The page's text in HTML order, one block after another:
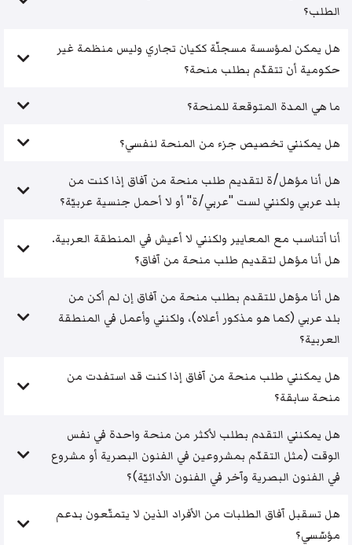
الطلب؟
هل يمكن لمؤسسة مسجلّة ككيان تجاري وليس منظمة غير
حكومية أن تتقدّم بطلب منحة؟
ما هي المدة المتوقعة للمنحة؟
هل يمكنني تخصيص جزء من المنحة لنفسي؟
هل أنا مؤهل/ة لتقديم طلب منحة من آفاق إذا كنت من
بلد عربي ولكنني لست "عربي/ة" أو لا أحمل جنسية عربيّة؟
أنا أتناسب مع المعايير ولكنني لا أعيش في المنطقة العربية.
هل أنا مؤهل لتقديم طلب منحة من آفاق؟
هل أنا مؤهل للتقدم بطلب منحة من آفاق إن لم أكن من
بلد عربي (كما هو مذكور أعلاه)، ولكنني وأعمل في المنطقة
العربية؟
هل يمكنني طلب منحة من آفاق إذا كنت قد استفدت من
منحة سابقة؟
هل يمكنني التقدم بطلب لأكثر من منحة واحدة في نفس
الوقت (مثل التقدّم بمشروعين في الفنون البصرية أو مشروع
في الفنون البصرية وآخر في الفنون الأدائيّة)؟
هل تسقبل آفاق الطلبات من الأفراد الذين لا يتمتّعون بدعم
مؤسّسي؟